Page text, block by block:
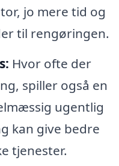
jo mere tid og
til rengøringen.
Hvor ofte der
spiller også en
ugentlig
kan give bedre
tjenester.